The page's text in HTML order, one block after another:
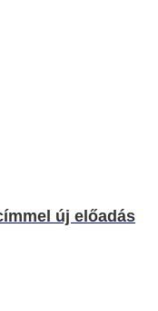
új előadás